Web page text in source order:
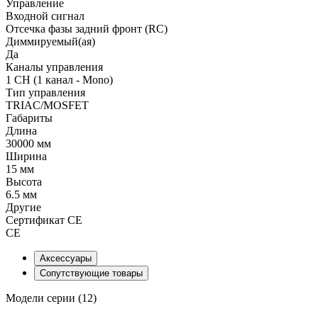
Управление
Входной сигнал
Отсечка фазы задний фронт (RC)
Диммируемый(ая)
Да
Каналы управления
1 CH (1 канал - Mono)
Тип управления
TRIAC/MOSFET
Габариты
Длина
30000 мм
Ширина
15 мм
Высота
6.5 мм
Другие
Сертификат CE
CE
Аксессуары
Сопутствующие товары
Модели серии (12)